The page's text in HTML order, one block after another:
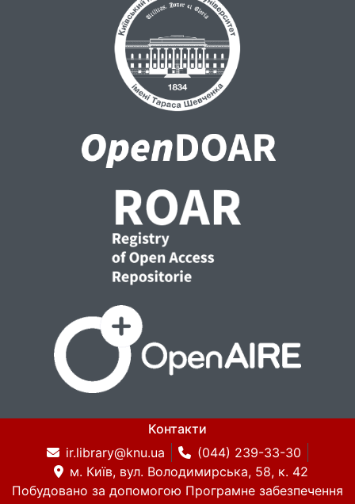
Контакти
ir.library@knu.ua
(044) 239-33-30
м. Київ, вул. Володимирська, 58, к. 42
Побудовано за допомогою Програмне забезпечення